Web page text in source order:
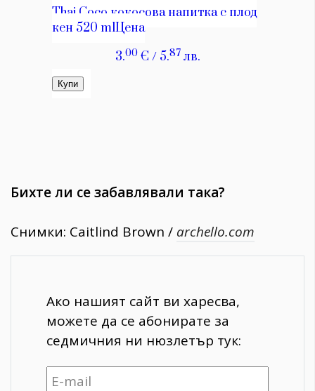
Бихте ли се забавлявали така?
Снимки: Caitlind Brown / archello.com
Ако нашият сайт ви харесва,
можете да се абонирате за
седмичния ни нюзлетър тук: